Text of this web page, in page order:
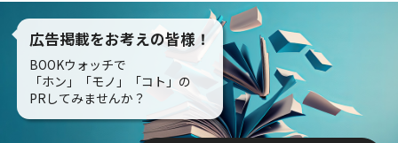
広告掲載をお考えの皆様！
BOOKウォッチで
「ホン」「モノ」「コト」の
PRしてみませんか？